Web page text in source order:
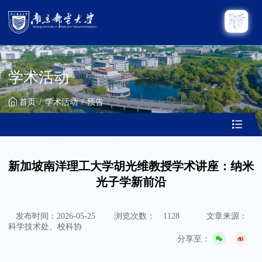
学术活动
首页 学术活动 预告
新加坡南洋理工大学胡光维教授学术讲座：纳米
光子学新前沿
发布时间：2026-05-25 浏览次数： 1128
文章来源：
科学技术处、校科协
分享至：